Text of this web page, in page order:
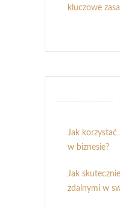
kluczowe
Jak
w biznesie?
Jak
zdalnymi w